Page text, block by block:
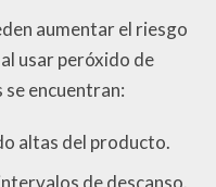
aumentar el riesgo
usar peróxido de
encuentran:
altas del producto.
de descanso.